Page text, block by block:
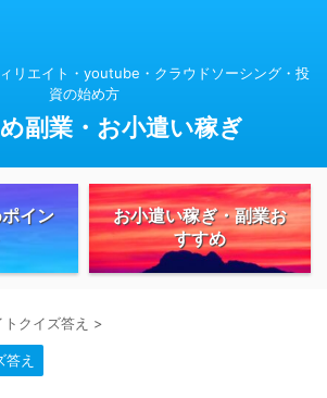
リエイト・youtube・クラウドソーシング・投
資の始め方
副業・お小遣い稼ぎ
イン
お小遣い稼ぎ・副業お
すすめ
クイズ答え >
答え